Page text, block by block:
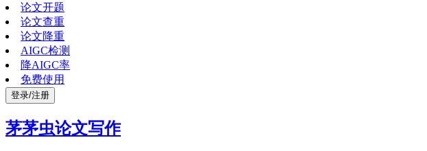
论文开题
论文查重
论文降重
AIGC检测
降AIGC率
免费使用
登录/注册
茅茅虫论文写作